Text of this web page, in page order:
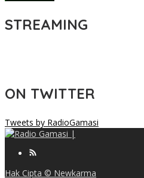
STREAMING
ON TWITTER
Tweets by RadioGamasi
Hak Cipta © Newkarma